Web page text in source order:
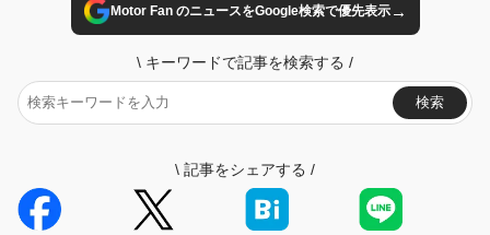
Motor Fan のニュースをGoogle検索で優先表示→
\ キーワードで記事を検索する /
検索
\ 記事をシェアする /